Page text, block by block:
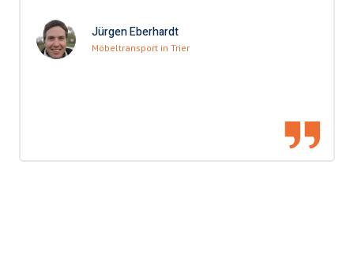
Jürgen Eberhardt
Möbeltransport in Trier